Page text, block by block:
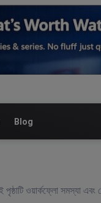
Blog
পৃষ্ঠাটি ওয়ার্কফ্লো সমস্যা